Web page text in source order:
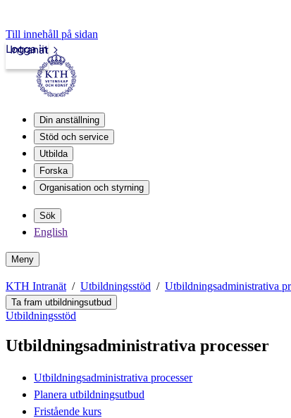
Till innehåll på sidan
Intranät
Logga in
Din anställning
Stöd och service
Utbilda
Forska
Organisation och styrning
Sök
English
Meny
KTH Intranät Utbildningsstöd Utbildningsadministrativa
Ta fram utbildningsutbud
Utbildningsstöd
Utbildningsadministrativa processer
Utbildningsadministrativa processer
Planera utbildningsutbud
Fristående kurs